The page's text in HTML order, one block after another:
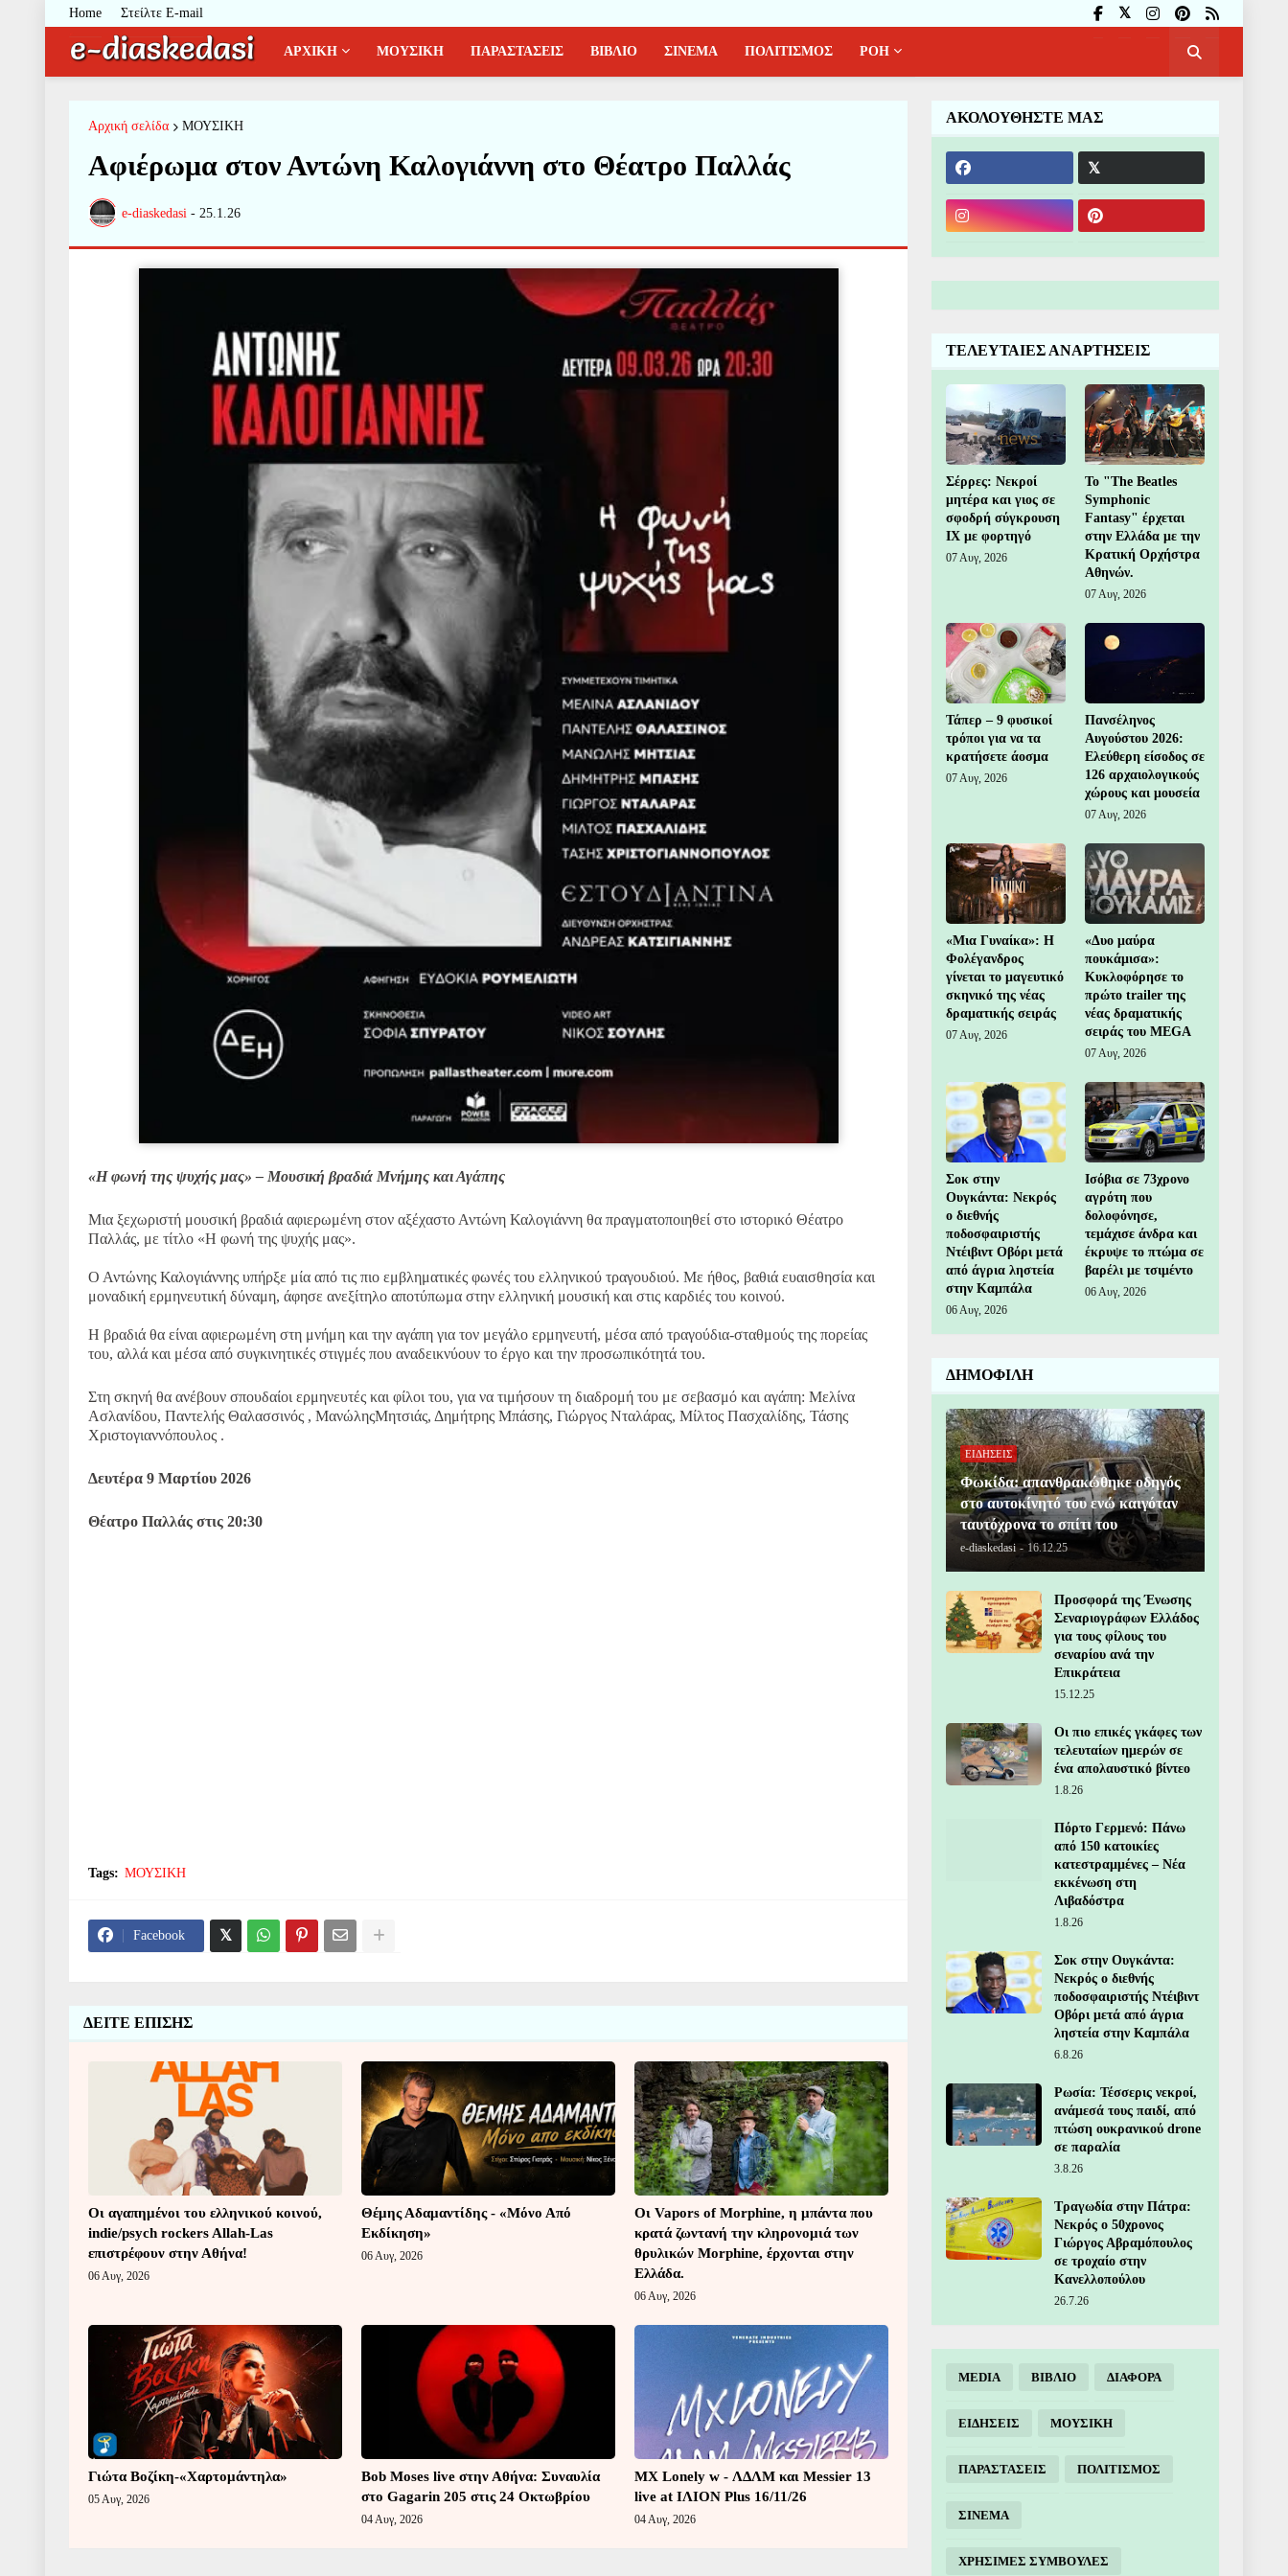
Home Στείλτε E-mail
ΑΡΧΙΚΗ ΜΟΥΣΙΚΗ ΠΑΡΑΣΤΑΣΕΙΣ ΒΙΒΛΙΟ ΣΙΝΕΜΑ ΠΟΛΙΤΙΣΜΟΣ ΡΟΗ
Αρχική σελίδα ΜΟΥΣΙΚΗ
Αφιέρωμα στον Αντώνη Καλογιάννη στο Θέατρο Παλλάς
e-diaskedasi - 25.1.26
«Η φωνή της ψυχής μας» – Μουσική βραδιά Μνήμης και Αγάπης
Μια ξεχωριστή μουσική βραδιά αφιερωμένη στον αξέχαστο Αντώνη Καλογιάννη θα πραγματοποιηθεί στο ιστορικό Θέατρο
Παλλάς, με τίτλο «Η φωνή της ψυχής μας».
Ο Αντώνης Καλογιάννης υπήρξε μία από τις πιο εμβληματικές φωνές του ελληνικού τραγουδιού. Με ήθος, βαθιά ευαισθησία και
μοναδική ερμηνευτική δύναμη, άφησε ανεξίτηλο αποτύπωμα στην ελληνική μουσική και στις καρδιές του κοινού.
Η βραδιά θα είναι αφιερωμένη στη μνήμη και την αγάπη για τον μεγάλο ερμηνευτή, μέσα από τραγούδια-σταθμούς της πορείας
του, αλλά και μέσα από συγκινητικές στιγμές που αναδεικνύουν το έργο και την προσωπικότητά του.
Στη σκηνή θα ανέβουν σπουδαίοι ερμηνευτές και φίλοι του, για να τιμήσουν τη διαδρομή του με σεβασμό και αγάπη: Μελίνα
Ασλανίδου, Παντελής Θαλασσινός , ΜανώληςΜητσιάς, Δημήτρης Μπάσης, Γιώργος Νταλάρας, Μίλτος Πασχαλίδης, Τάσης
Χριστογιαννόπουλος .
Δευτέρα 9 Μαρτίου 2026
Θέατρο Παλλάς στις 20:30
Tags: ΜΟΥΣΙΚΗ
Facebook
ΔΕΙΤΕ ΕΠΙΣΗΣ
Οι αγαπημένοι του ελληνικού κοινού,
indie/psych rockers Allah-Las
επιστρέφουν στην Αθήνα!
06 Αυγ, 2026
Θέμης Αδαμαντίδης - «Μόνο Από
Εκδίκηση»
06 Αυγ, 2026
Οι Vapors of Morphine, η μπάντα που
κρατά ζωντανή την κληρονομιά των
θρυλικών Morphine, έρχονται στην
Ελλάδα.
06 Αυγ, 2026
Γιώτα Βοζίκη-«Χαρτομάντηλα»
05 Αυγ, 2026
Bob Moses live στην Αθήνα: Συναυλία
στο Gagarin 205 στις 24 Οκτωβρίου
04 Αυγ, 2026
MX Lonely w - ΛΔΛΜ και Messier 13
live at ΙΛΙΟΝ Plus 16/11/26
04 Αυγ, 2026
ΑΚΟΛΟΥΘΗΣΤΕ ΜΑΣ
ΤΕΛΕΥΤΑΙΕΣ ΑΝΑΡΤΗΣΕΙΣ
Σέρρες: Νεκροί
μητέρα και γιος σε
σφοδρή σύγκρουση
ΙΧ με φορτηγό
07 Αυγ, 2026
Το "The Beatles
Symphonic
Fantasy" έρχεται
στην Ελλάδα με την
Κρατική Ορχήστρα
Αθηνών.
07 Αυγ, 2026
Τάπερ – 9 φυσικοί
τρόποι για να τα
κρατήσετε άοσμα
07 Αυγ, 2026
Πανσέληνος
Αυγούστου 2026:
Ελεύθερη είσοδος σε
126 αρχαιολογικούς
χώρους και μουσεία
07 Αυγ, 2026
«Μια Γυναίκα»: Η
Φολέγανδρος
γίνεται το μαγευτικό
σκηνικό της νέας
δραματικής σειράς
07 Αυγ, 2026
«Δυο μαύρα
πουκάμισα»:
Κυκλοφόρησε το
πρώτο trailer της
νέας δραματικής
σειράς του MEGA
07 Αυγ, 2026
Σοκ στην
Ουγκάντα: Νεκρός
ο διεθνής
ποδοσφαιριστής
Ντέιβιντ Οβόρι μετά
από άγρια ληστεία
στην Καμπάλα
06 Αυγ, 2026
Ισόβια σε 73χρονο
αγρότη που
δολοφόνησε,
τεμάχισε άνδρα και
έκρυψε το πτώμα σε
βαρέλι με τσιμέντο
06 Αυγ, 2026
ΔΗΜΟΦΙΛΗ
ΕΙΔΗΣΕΙΣ
Φωκίδα: απανθρακώθηκε οδηγός
στο αυτοκίνητό του ενώ καιγόταν
ταυτόχρονα το σπίτι του
e-diaskedasi - 16.12.25
Προσφορά της Ένωσης
Σεναριογράφων Ελλάδος
για τους φίλους του
σεναρίου ανά την
Επικράτεια
15.12.25
Οι πιο επικές γκάφες των
τελευταίων ημερών σε
ένα απολαυστικό βίντεο
1.8.26
Πόρτο Γερμενό: Πάνω
από 150 κατοικίες
κατεστραμμένες – Νέα
εκκένωση στη
Λιβαδόστρα
1.8.26
Σοκ στην Ουγκάντα:
Νεκρός ο διεθνής
ποδοσφαιριστής Ντέιβιντ
Οβόρι μετά από άγρια
ληστεία στην Καμπάλα
6.8.26
Ρωσία: Τέσσερις νεκροί,
ανάμεσά τους παιδί, από
πτώση ουκρανικού drone
σε παραλία
3.8.26
Τραγωδία στην Πάτρα:
Νεκρός ο 50χρονος
Γιώργος Αβραμόπουλος
σε τροχαίο στην
Κανελλοπούλου
26.7.26
MEDIA ΒΙΒΛΙΟ ΔΙΑΦΟΡΑ
ΕΙΔΗΣΕΙΣ ΜΟΥΣΙΚΗ
ΠΑΡΑΣΤΑΣΕΙΣ ΠΟΛΙΤΙΣΜΟΣ
ΣΙΝΕΜΑ
ΧΡΗΣΙΜΕΣ ΣΥΜΒΟΥΛΕΣ